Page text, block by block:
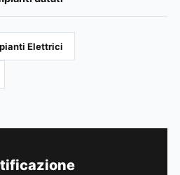
Elettrici